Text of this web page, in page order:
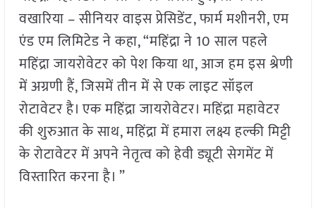
वखारिया – सीनियर वाइस प्रेसिडेंट, फार्म मशीनरी, एम
एंड एम लिमिटेड ने कहा, “महिंद्रा ने 10 साल पहले
महिंद्रा जायरोवेटर को पेश किया था, आज हम इस श्रेणी
में अग्रणी हैं, जिसमें तीन में से एक लाइट सॉइल
रोटावेटर है। एक महिंद्रा जायरोवेटर। महिंद्रा महावेटर
की शुरुआत के साथ, महिंद्रा में हमारा लक्ष्य हल्की मिट्टी
के रोटावेटर में अपने नेतृत्व को हेवी ड्यूटी सेगमेंट में
विस्तारित करना है। ”